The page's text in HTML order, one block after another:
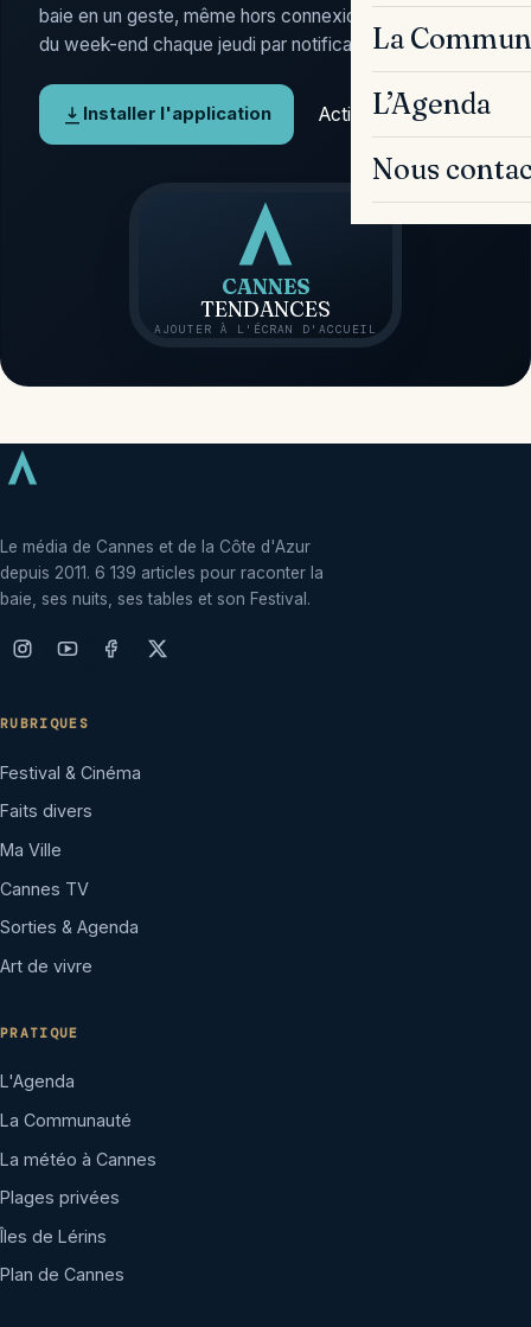
La
L’Agenda
Nous
baie en un geste, même hors connexion, et l'Agenda
du week-end chaque jeudi par notification.
Installer l'application Activer les alertes
CANNES
TENDANCES
AJOUTER À L'ÉCRAN D'ACCUEIL
Le média de Cannes et de la Côte d'Azur
depuis 2011. 6 139 articles pour raconter la
baie, ses nuits, ses tables et son Festival.
RUBRIQUES
Festival & Cinéma
Faits divers
Ma Ville
Cannes TV
Sorties & Agenda
Art de vivre
PRATIQUE
L'Agenda
La Communauté
La météo à Cannes
Plages privées
Îles de Lérins
Plan de Cannes